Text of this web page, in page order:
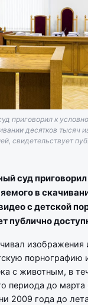
приговорил к
десятков тысяч
свидетельствует
суд
в
с детской
публично
изображения
порнографию
с животным, в
периода до
2009 года до